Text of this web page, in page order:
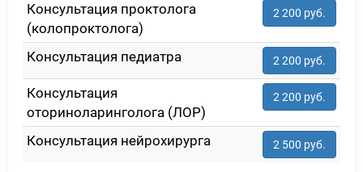
Консультация проктолога
(колопроктолога)
2 200 руб.
Консультация педиатра 2 200 руб.
Консультация
оториноларинголога (ЛОР)
2 200 руб.
Консультация нейрохирурга 2 500 руб.